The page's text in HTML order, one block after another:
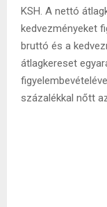
KSH. A nettó
kedvezményeket
bruttó és a
átlagkereset
százalékkal nőtt